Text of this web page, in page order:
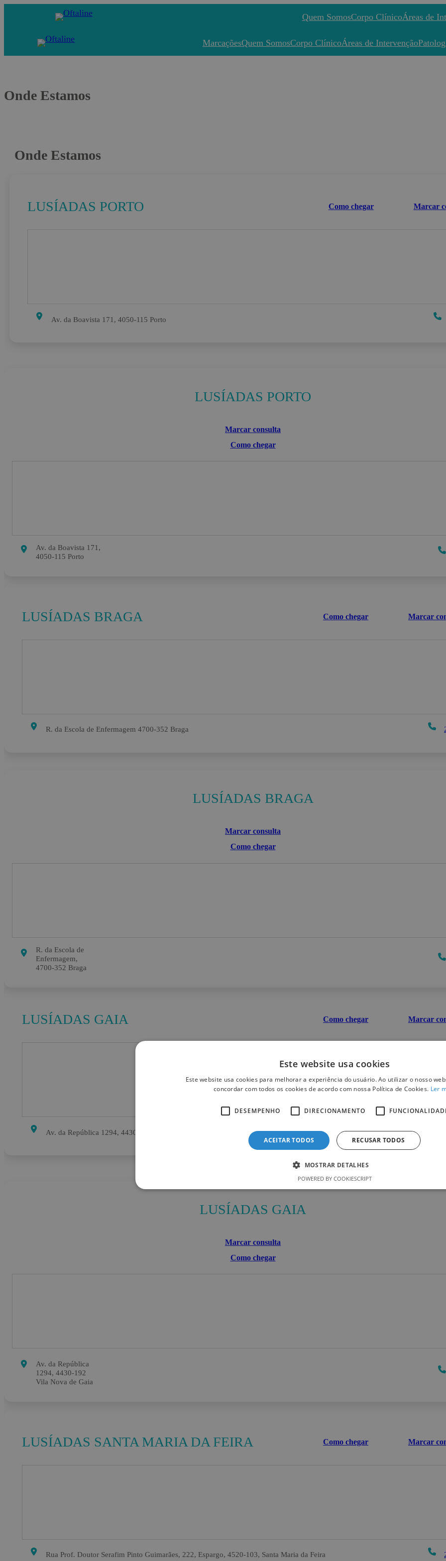
Quem SomosCorpo ClínicoÁreas de
MarcaçõesQuem SomosCorpo ClínicoÁreas de Intervenção
Onde Estamos
Onde Estamos
LUSÍADAS PORTO Como chegar Marcar
Av. da Boavista 171, 4050-115 Porto
LUSÍADAS PORTO
Marcar consulta
Como chegar
Av. da Boavista 171,
4050-115 Porto
LUSÍADAS BRAGA Como chegar Marcar
R. da Escola de Enfermagem 4700-352 Braga
LUSÍADAS BRAGA
Marcar consulta
Como chegar
R. da Escola de
Enfermagem,
4700-352 Braga
LUSÍADAS GAIA Como chegar Marcar
Av. da República 1294, 4430-192 Vila Nova de Gaia
LUSÍADAS GAIA
Marcar consulta
Como chegar
Av. da República
1294, 4430-192
Vila Nova de Gaia
LUSÍADAS SANTA MARIA DA FEIRA Como chegar Marcar
Rua Prof. Doutor Serafim Pinto Guimarães, 222, Espargo, 4520-103, Santa Maria da Feira
Este website usa cookies
Este website usa cookies para melhorar a experiência do usuário. Ao utilizar o nosso
concordar com todos os cookies de acordo com nossa Política de Cookies. Ler
DESEMPENHO DIRECIONAMENTO
ACEITAR TODOS RECUSAR TODOS
MOSTRAR DETALHES
POWERED BY COOKIESCRIPT